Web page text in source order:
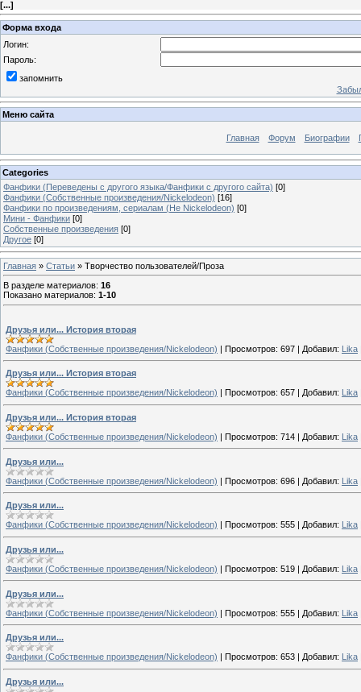
[...]
Форма входа
Логин:
Пароль:
запомнить
Меню сайта
Главная Форум Биографии
Categories
Фанфики (Переведены с другого языка/Фанфики с другого сайта) [0]
Фанфики (Собственные произведения/Nickelodeon) [16]
Фанфики по произведениям, сериалам (Не Nickelodeon) [0]
Мини - Фанфики [0]
Собственные произведения [0]
Другое [0]
Главная » Статьи » Творчество пользователей/Проза
В разделе материалов: 16
Показано материалов: 1-10
Друзья или... История вторая
Фанфики (Собственные произведения/Nickelodeon) | Просмотров: 697 | Добавил: Lika
Друзья или... История вторая
Фанфики (Собственные произведения/Nickelodeon)
Просмотров: 657 Добавил: Lika
Друзья или... История вторая
Фанфики (Собственные произведения/Nickelodeon) | Просмотров: 714 | Добавил: Lika
Друзья или...
Фанфики (Собственные произведения/Nickelodeon) | Просмотров: 696 | Добавил: Lika
Друзья или...
Фанфики (Собственные произведения/Nickelodeon)
Просмотров: 555 Добавил: Lika
Друзья или...
Фанфики (Собственные произведения/Nickelodeon) | Просмотров: 519 | Добавил: Lika
Друзья или...
Фанфики (Собственные произведения/Nickelodeon) | Просмотров: 555 | Добавил: Lika
Друзья или...
Фанфики (Собственные произведения/Nickelodeon)
Просмотров: 653 Добавил: Lika
Друзья или...